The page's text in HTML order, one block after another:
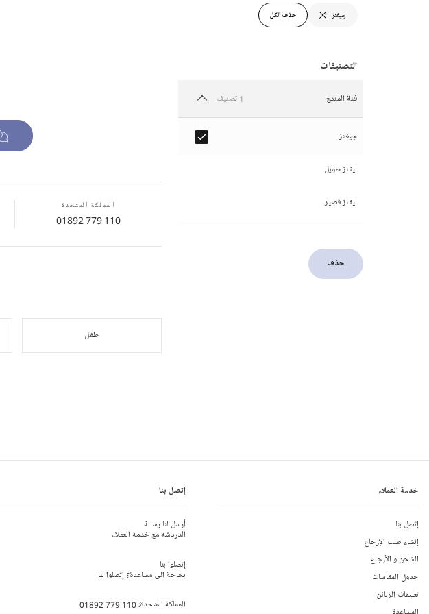
حذف الكل جيغنز
فئة المنتج 1 تصنيف
جيغنز
ليقنز طويل
ليقنز قصير
حذف
المملكة المتحدة
01892 779 110
طفل
خدمة العملاء
إتصل بنا
إنشاء طلب الإرجاع
الشحن و الأرجاع
جدول المقاسات
تعليقات الزبائن
إتصل بنا
أرسل لنا رسالة
الدردشة مع خدمة العملاء
إتصلوا بنا
بحاجة الى مساعدة؟ إتصلوا بنا
المملكة المتحدة:01892 779 110